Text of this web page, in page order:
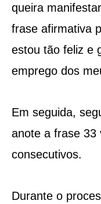
queira
frase afirmativa
estou tão feliz e
emprego dos
Em seguida,
anote a frase 33
consecutivos.
Durante o